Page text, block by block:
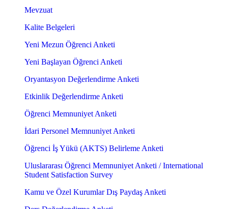
Mevzuat
Kalite Belgeleri
Yeni Mezun Öğrenci Anketi
Yeni Başlayan Öğrenci Anketi
Oryantasyon Değerlendirme Anketi
Etkinlik Değerlendirme Anketi
Öğrenci Memnuniyet Anketi
İdari Personel Memnuniyet Anketi
Öğrenci İş Yükü (AKTS) Belirleme Anketi
Uluslararası Öğrenci Memnuniyet Anketi / International
Student Satisfaction Survey
Kamu ve Özel Kurumlar Dış Paydaş Anketi